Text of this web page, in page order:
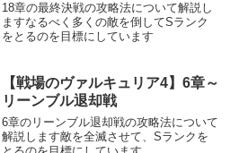
18章の最終決戦の攻略法について解説し
ますなるべく多くの敵を倒してSランク
をとるのを目標にしています
【戦場のヴァルキュリア4】6章～
リーンブル退却戦
6章のリーンブル退却戦の攻略法について
解説します敵を全滅させて、Sランクを